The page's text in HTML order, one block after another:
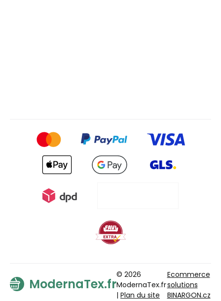
ModernaTex.fr
© 2026
ModernaTex.fr
| Plan du site
Ecommerce
solutions
BINARGON.cz